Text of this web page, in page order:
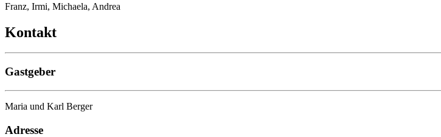
Franz, Irmi, Michaela, Andrea
Kontakt
Gastgeber
Maria und Karl Berger
Adresse